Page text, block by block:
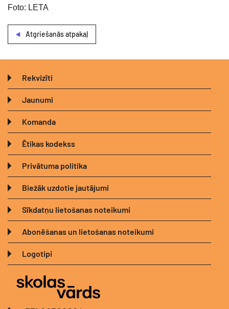
Foto: LETA
Atgriešanās atpakaļ
Rekvizīti
Jaunumi
Komanda
Ētikas kodekss
Privātuma politika
Biežāk uzdotie jautājumi
Sīkdatņu lietošanas noteikumi
Abonēšanas un lietošanas noteikumi
Logotipi